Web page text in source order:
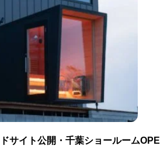
サイト公開・千葉ショールームOPE